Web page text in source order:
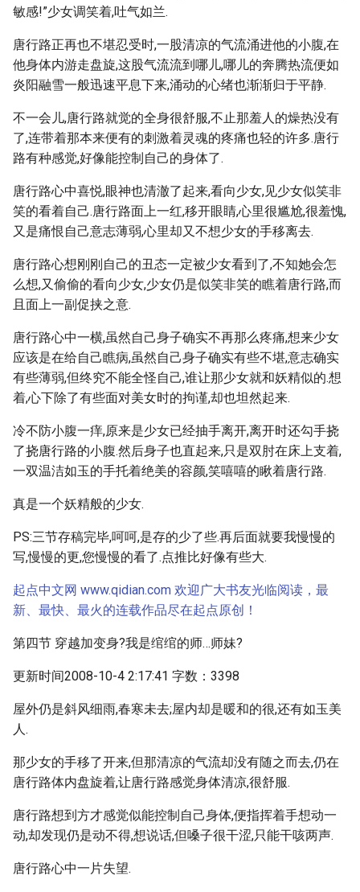
敏感!”少女调笑着,吐气如兰.
唐行路正再也不堪忍受时,一股清凉的气流涌进他的小腹,在
他身体内游走盘旋,这股气流流到哪儿,哪儿的奔腾热流便如
炎阳融雪一般迅速平息下来,涌动的心绪也渐渐归于平静.
不一会儿,唐行路就觉的全身很舒服,不止那羞人的燥热没有
了,连带着那本来便有的刺激着灵魂的疼痛也轻的许多.唐行
路有种感觉,好像能控制自己的身体了.
唐行路心中喜悦,眼神也清澈了起来,看向少女,见少女似笑非
笑的看着自己.唐行路面上一红,移开眼睛,心里很尴尬,很羞愧,
又是痛恨自己意志薄弱,心里却又不想少女的手移离去.
唐行路心想刚刚自己的丑态一定被少女看到了,不知她会怎
么想,又偷偷的看向少女,少女仍是似笑非笑的瞧着唐行路,而
且面上一副促挟之意.
唐行路心中一横,虽然自己身子确实不再那么疼痛,想来少女
应该是在给自己瞧病,虽然自己身子确实有些不堪,意志确实
有些薄弱,但终究不能全怪自己,谁让那少女就和妖精似的.想
着,心下除了有些面对美女时的拘谨,却也坦然起来.
冷不防小腹一痒,原来是少女已经抽手离开,离开时还勾手挠
了挠唐行路的小腹.然后身子也直起来,只是双肘在床上支着,
一双温洁如玉的手托着绝美的容颜,笑嘻嘻的瞅着唐行路.
真是一个妖精般的少女.
PS:三节存稿完毕,呵呵,是存的少了些.再后面就要我慢慢的
写,慢慢的更,您慢慢的看了.点推比好像有些大.
起点中文网 www.qidian.com 欢迎广大书友光临阅读，最
新、最快、最火的连载作品尽在起点原创！
第四节 穿越加变身?我是绾绾的师…师妹?
更新时间2008-10-4 2:17:41 字数：3398
屋外仍是斜风细雨,春寒未去;屋内却是暖和的很,还有如玉美
人.
那少女的手移了开来,但那清凉的气流却没有随之而去,仍在
唐行路体内盘旋着,让唐行路感觉身体清凉,很舒服.
唐行路想到方才感觉似能控制自己身体,便指挥着手想动一
动,却发现仍是动不得,想说话,但嗓子很干涩,只能干咳两声.
唐行路心中一片失望.